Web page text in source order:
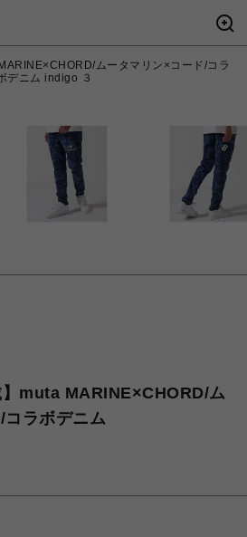
ムータマリン×コード/コラ
デニム indigo ３
】muta MARINE×CHORD/ム
ラボデニム